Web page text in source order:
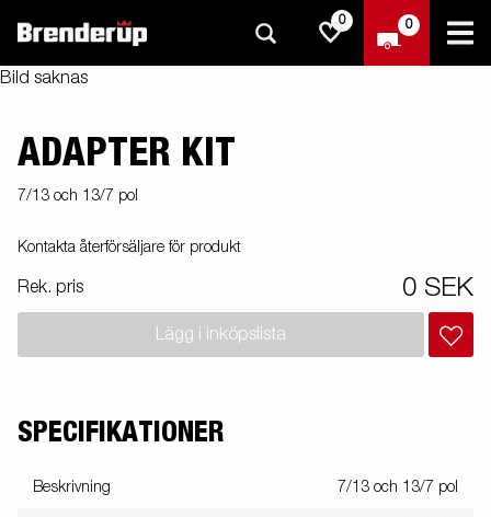
0 0
Bild saknas
ADAPTER KIT
7/13 och 13/7 pol
Kontakta återförsäljare för produkt
Rek. pris 0 SEK
Lägg i inköpslista
SPECIFIKATIONER
Beskrivning 7/13 och 13/7 pol